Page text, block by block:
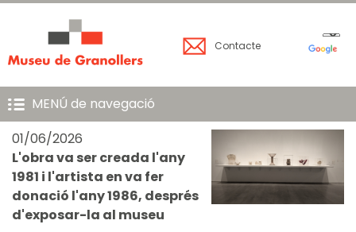
Contacte
MENÚ de navegació
01/06/2026
L'obra va ser creada l'any
1981 i l'artista en va fer
donació l'any 1986, després
d'exposar-la al museu